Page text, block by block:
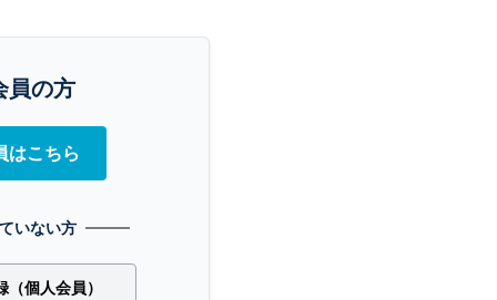
員の方
はこちら
いない方
個人会員）